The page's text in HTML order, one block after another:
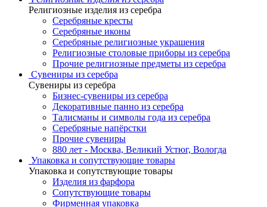
Религиозные изделия из серебра
Серебряные кресты
Серебряные иконы
Серебряные религиозные украшения
Религиозные столовые приборы из серебра
Прочие религиозные предметы из серебра
Сувениры из серебра
Сувениры из серебра
Бизнес-сувениры из серебра
Декоративные панно из серебра
Талисманы и символы года из серебра
Серебряные напёрстки
Прочие сувениры
880 лет - Москва, Великий Устюг, Вологда
Упаковка и сопутствующие товары
Упаковка и сопутствующие товары
Изделия из фарфора
Сопутствующие товары
Фирменная упаковка